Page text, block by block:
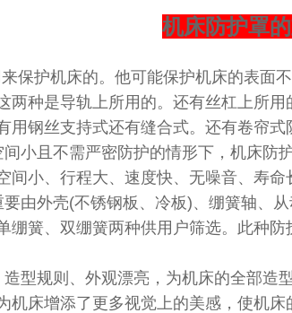
机床防护罩
保护机床的。他可能保护机床的表面
两种是导轨上所用的。还有丝杠上所
用钢丝支持式还有缝合式。还有卷帘
间小且不需严密防护的情形下， 机床防
间小、行程大、速度快、无噪音、寿
由外壳(不锈钢板、冷板)、绷簧轴、
绷簧、双绷簧两种供用户筛选。此种
型规则、外观漂亮，为机床的全部造
机床增添了更多视觉上的美感，使机